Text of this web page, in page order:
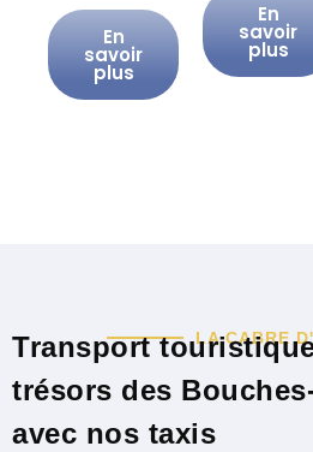
En
savoir
plus
En
savoir
plus
LA CABRE
Transport
trésors des
avec nos taxis